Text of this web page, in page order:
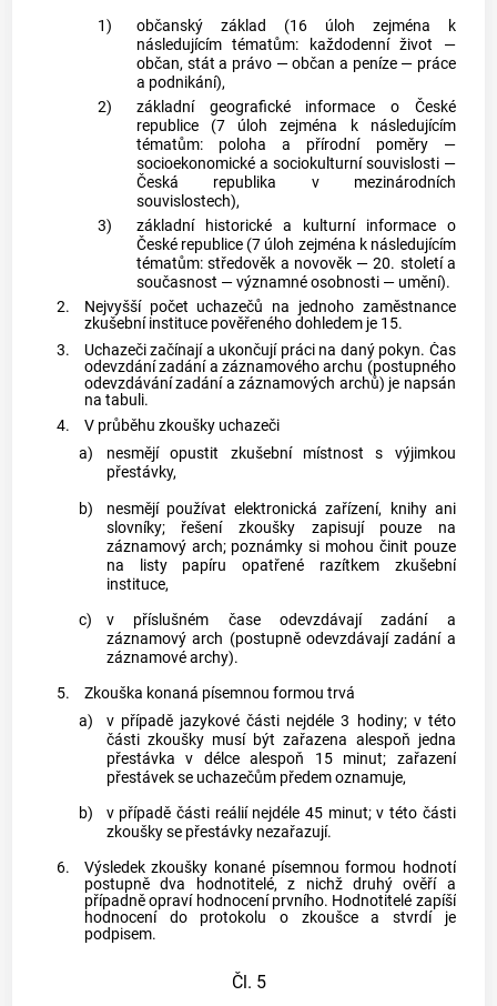
1)
občanský základ (16 úloh zejména k
následujícím tématům: každodenní život —
občan, stát a právo — občan a peníze — práce
a podnikání),
2)
základní geografické informace o České
republice (7 úloh zejména k následujícím
tématům: poloha a přírodní poměry —
socioekonomické a sociokulturní souvislosti —
Česká republika v mezinárodních
souvislostech),
3)
základní historické a kulturní informace o
České republice (7 úloh zejména k následujícím
tématům: středověk a novověk — 20. století a
současnost — významné osobnosti — umění).
2.
Nejvyšší počet uchazečů na jednoho zaměstnance
zkušební instituce pověřeného dohledem je 15.
3.
Uchazeči začínají a ukončují práci na daný pokyn. Čas
odevzdání zadání a záznamového archu (postupného
odevzdávání zadání a záznamových archů) je napsán
na tabuli.
4.
V průběhu zkoušky uchazeči
a)
nesmějí opustit zkušební místnost s výjimkou
přestávky,
b)
nesmějí používat elektronická zařízení, knihy ani
slovníky; řešení zkoušky zapisují pouze na
záznamový arch; poznámky si mohou činit pouze
na listy papíru opatřené razítkem zkušební
instituce,
c)
v příslušném čase odevzdávají zadání a
záznamový arch (postupně odevzdávají zadání a
záznamové archy).
5.
Zkouška konaná písemnou formou trvá
a)
v případě jazykové části nejdéle 3 hodiny; v této
části zkoušky musí být zařazena alespoň jedna
přestávka v délce alespoň 15 minut; zařazení
přestávek se uchazečům předem oznamuje,
b)
v případě části reálií nejdéle 45 minut; v této části
zkoušky se přestávky nezařazují.
6.
Výsledek zkoušky konané písemnou formou hodnotí
postupně dva hodnotitelé, z nichž druhý ověří a
případně opraví hodnocení prvního. Hodnotitelé zapíší
hodnocení do protokolu o zkoušce a stvrdí je
podpisem.
Čl. 5